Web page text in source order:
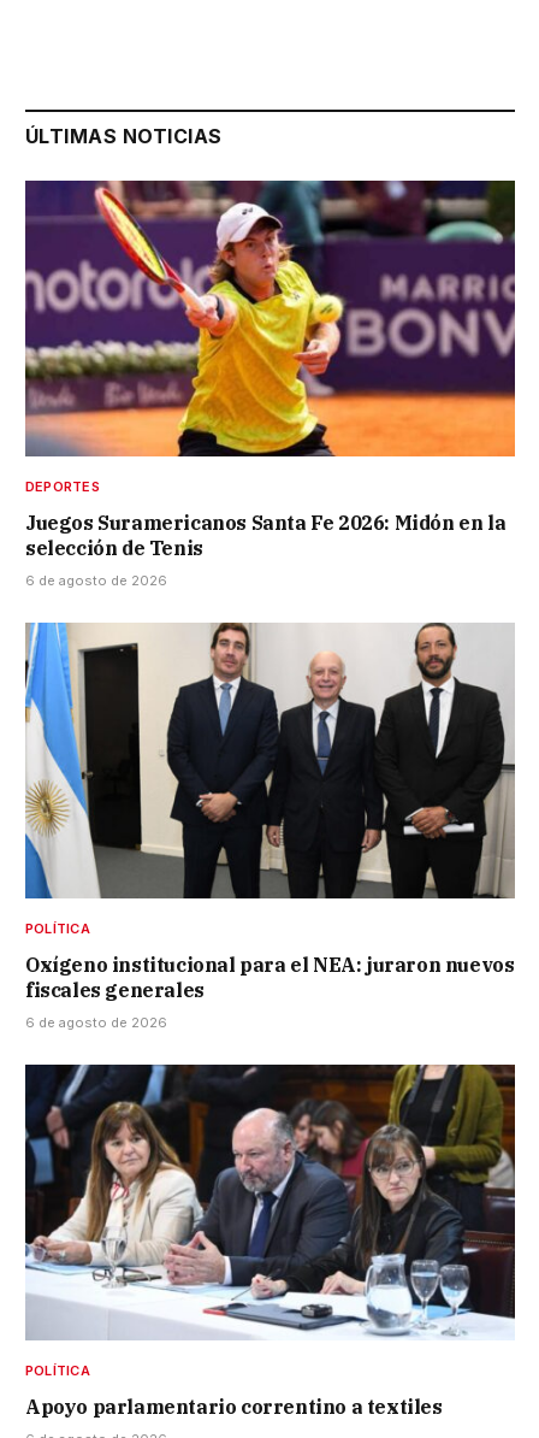
ÚLTIMAS NOTICIAS
DEPORTES
Juegos Suramericanos Santa Fe 2026: Midón en la
selección de Tenis
6 de agosto de 2026
POLÍTICA
Oxígeno institucional para el NEA: juraron nuevos
fiscales generales
6 de agosto de 2026
POLÍTICA
Apoyo parlamentario correntino a textiles